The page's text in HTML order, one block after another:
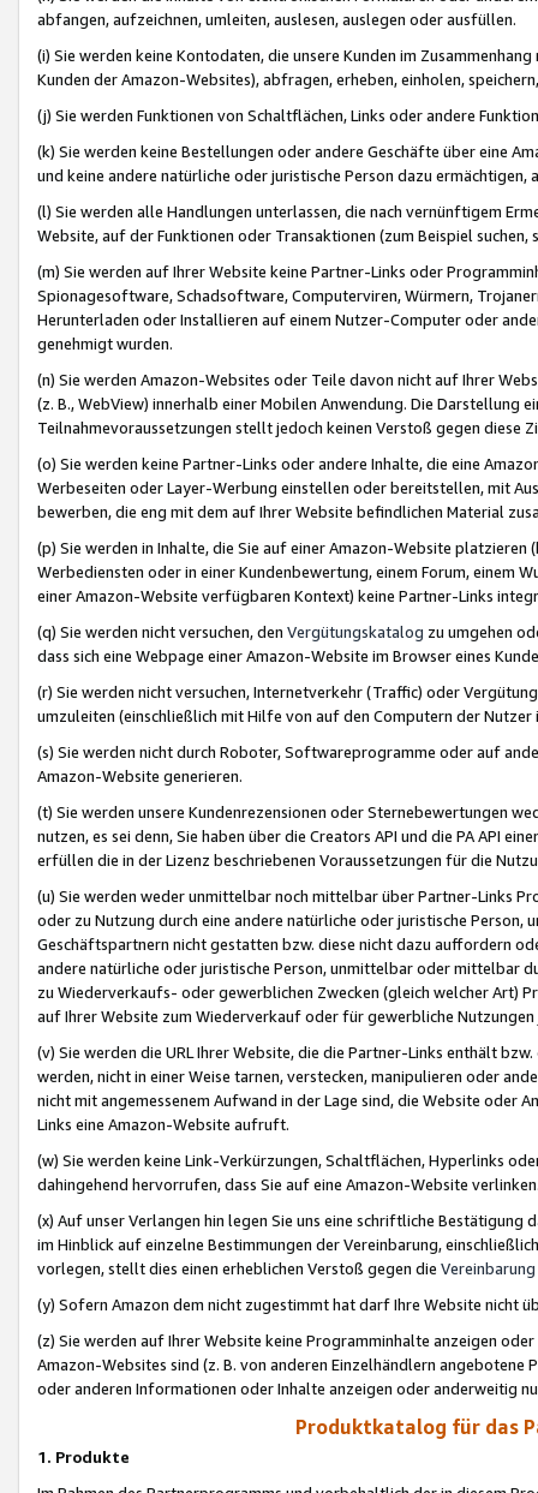
abfangen, aufzeichnen, umleiten, auslesen, auslegen oder ausfüllen.
(i) Sie werden keine Kontodaten, die unsere Kunden im
Kunden der Amazon-Websites), abfragen, erheben, einholen,
(j) Sie werden Funktionen von Schaltflächen, Links oder andere
(k) Sie werden keine Bestellungen oder andere Geschäfte über eine
und keine andere natürliche oder juristische Person dazu
(l) Sie werden alle Handlungen unterlassen, die nach vernünftigem
Website, auf der Funktionen oder Transaktionen (zum Beispiel
(m) Sie werden auf Ihrer Website keine Partner-Links oder
Spionagesoftware, Schadsoftware, Computerviren, Würmern,
Herunterladen oder Installieren auf einem Nutzer-Computer oder
genehmigt wurden.
(n) Sie werden Amazon-Websites oder Teile davon nicht auf Ihrer
(z. B., WebView) innerhalb einer Mobilen Anwendung. Die Darstellung
Teilnahmevoraussetzungen stellt jedoch keinen Verstoß gegen diese
(o) Sie werden keine Partner-Links oder andere Inhalte, die eine
Werbeseiten oder Layer-Werbung einstellen oder bereitstellen, mit
bewerben, die eng mit dem auf Ihrer Website befindlichen Material
(p) Sie werden in Inhalte, die Sie auf einer Amazon-Website
Werbediensten oder in einer Kundenbewertung, einem Forum, einem
einer Amazon-Website verfügbaren Kontext) keine Partner-Links
(q) Sie werden nicht versuchen, den Vergütungskatalog zu umgehen
dass sich eine Webpage einer Amazon-Website im Browser eines
(r) Sie werden nicht versuchen, Internetverkehr (Traffic) oder
umzuleiten (einschließlich mit Hilfe von auf den Computern der
(s) Sie werden nicht durch Roboter, Softwareprogramme oder auf
Amazon-Website generieren.
(t) Sie werden unsere Kundenrezensionen oder Sternebewertungen
nutzen, es sei denn, Sie haben über die Creators API und die PA API
erfüllen die in der Lizenz beschriebenen Voraussetzungen für die
(u) Sie werden weder unmittelbar noch mittelbar über Partner-Links
oder zu Nutzung durch eine andere natürliche oder juristische
Geschäftspartnern nicht gestatten bzw. diese nicht dazu auffordern
andere natürliche oder juristische Person, unmittelbar oder mittelbar
zu Wiederverkaufs- oder gewerblichen Zwecken (gleich welcher Art)
auf Ihrer Website zum Wiederverkauf oder für gewerbliche
(v) Sie werden die URL Ihrer Website, die die Partner-Links enthält
werden, nicht in einer Weise tarnen, verstecken, manipulieren oder
nicht mit angemessenem Aufwand in der Lage sind, die Website oder
Links eine Amazon-Website aufruft.
(w) Sie werden keine Link-Verkürzungen, Schaltflächen, Hyperlinks
dahingehend hervorrufen, dass Sie auf eine Amazon-Website
(x) Auf unser Verlangen hin legen Sie uns eine schriftliche
im Hinblick auf einzelne Bestimmungen der Vereinbarung,
vorlegen, stellt dies einen erheblichen Verstoß gegen die Vereinbarung
(y) Sofern Amazon dem nicht zugestimmt hat darf Ihre Website nicht
(z) Sie werden auf Ihrer Website keine Programminhalte anzeigen
Amazon-Websites sind (z. B. von anderen Einzelhändlern
oder anderen Informationen oder Inhalte anzeigen oder anderweitig
Produktkatalog für das
1. Produkte